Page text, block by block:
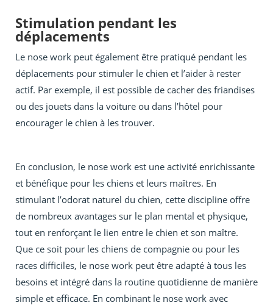
Stimulation pendant les
déplacements
Le nose work peut également être pratiqué pendant les
déplacements pour stimuler le chien et l’aider à rester
actif. Par exemple, il est possible de cacher des friandises
ou des jouets dans la voiture ou dans l’hôtel pour
encourager le chien à les trouver.
En conclusion, le nose work est une activité enrichissante
et bénéfique pour les chiens et leurs maîtres. En
stimulant l’odorat naturel du chien, cette discipline offre
de nombreux avantages sur le plan mental et physique,
tout en renforçant le lien entre le chien et son maître.
Que ce soit pour les chiens de compagnie ou pour les
races difficiles, le nose work peut être adapté à tous les
besoins et intégré dans la routine quotidienne de manière
simple et efficace. En combinant le nose work avec